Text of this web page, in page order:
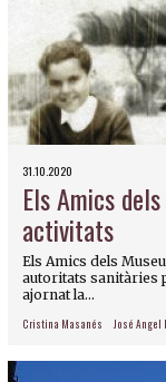
31.10.2020
Els Amics
activitats
Els Amics dels
autoritats sanitàries
ajornat la...
Cristina Masanés José Angel